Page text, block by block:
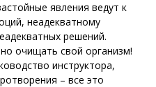
явления ведут к
неадекватному
решений.
очищать свой организм!
инструктора,
– все это